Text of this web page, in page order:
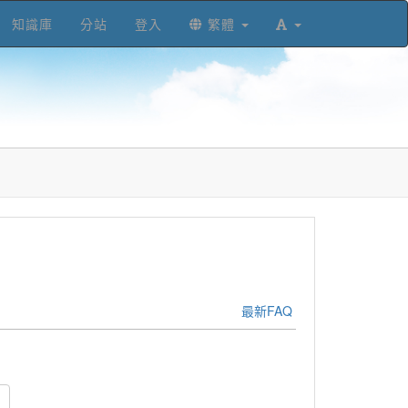
知識庫 分站 登入 繁體
最新FAQ